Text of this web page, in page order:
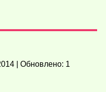
| Обновлено: 1